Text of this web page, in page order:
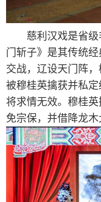
慈利汉戏是省级
门斩子》是其传统
交战，辽设天门阵，
被穆桂英擒获并私
将求情无效。穆桂
免宗保，并借降龙木